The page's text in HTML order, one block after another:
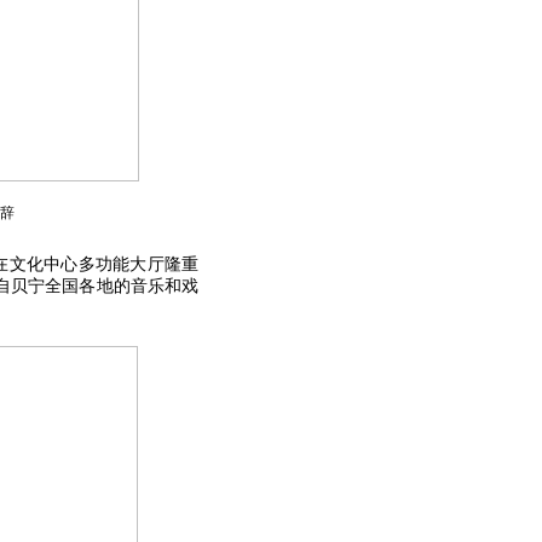
化中心多功能大厅隆重
贝宁全国各地的音乐和戏